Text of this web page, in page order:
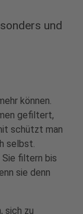
und
können.
gefiltert,
schützt man
selbst.
filtern bis
sie denn
sich zu